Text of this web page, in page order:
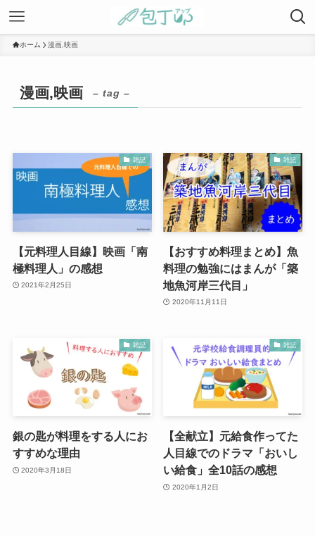
ホーム 漫画,映画
漫画,映画 – tag –
雑記
【元料理人目線】映画「南
極料理人」の感想
2021年2月25日
雑記
【おすすめ料理まとめ】魚
料理の勉強にはまんが「築
地魚河岸三代目」
2020年11月11日
雑記
銀の匙が料理をする人にお
すすめな理由
2020年3月18日
雑記
【全献立】元給食作ってた
人目線でのドラマ「おいし
い給食」全10話の感想
2020年1月2日